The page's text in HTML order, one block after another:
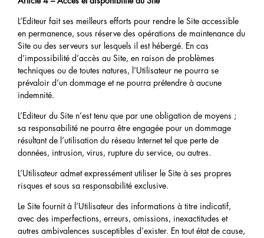
L’Editeur fait ses meilleurs efforts pour rendre le Site accessible
en permanence, sous réserve des opérations de maintenance du
Site ou des serveurs sur lesquels il est hébergé. En cas
d’impossibilité d’accès au Site, en raison de problèmes
techniques ou de toutes natures, l’Utilisateur ne pourra se
prévaloir d’un dommage et ne pourra prétendre à aucune
indemnité.
L’Editeur du Site n’est tenu que par une obligation de moyens ;
sa responsabilité ne pourra être engagée pour un dommage
résultant de l’utilisation du réseau Internet tel que perte de
données, intrusion, virus, rupture du service, ou autres.
L’Utilisateur admet expressément utiliser le Site à ses propres
risques et sous sa responsabilité exclusive.
Le Site fournit à l’Utilisateur des informations à titre indicatif,
avec des imperfections, erreurs, omissions, inexactitudes et
autres ambivalences susceptibles d’exister. En tout état de cause,